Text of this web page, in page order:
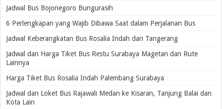
Jadwal Bus Bojonegoro Bungurasih
6 Perlengkapan yang Wajib Dibawa Saat dalam Perjalanan Bus
Jadwal Keberangkatan Bus Rosalia Indah dari Tangerang
Jadwal dan Harga Tiket Bus Restu Surabaya Magetan dan Rute
Lainnya
Harga Tiket Bus Rosalia Indah Palembang Surabaya
Jadwal dan Loket Bus Rajawali Medan ke Kisaran, Tanjung Balai dan
Kota Lain